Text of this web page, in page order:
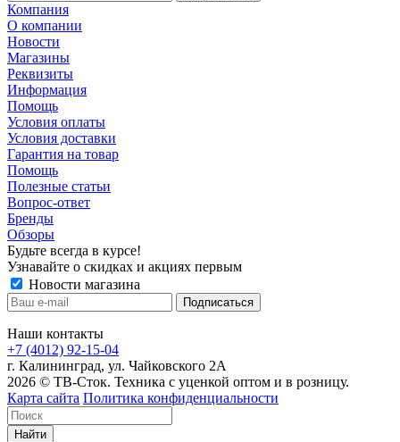
Компания
О компании
Новости
Магазины
Реквизиты
Информация
Помощь
Условия оплаты
Условия доставки
Гарантия на товар
Помощь
Полезные статьи
Вопрос-ответ
Бренды
Обзоры
Будьте всегда в курсе!
Узнавайте о скидках и акциях первым
Новости магазина
Наши контакты
+7 (4012) 92-15-04
г. Калининград, ул. Чайковского 2А
2026 © ТВ-Сток. Техника с уценкой оптом и в розницу.
Карта сайта Политика конфиденциальности
Найти